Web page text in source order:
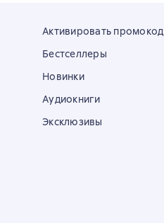
Активировать промокод
Бестселлеры
Новинки
Аудиокниги
Эксклюзивы